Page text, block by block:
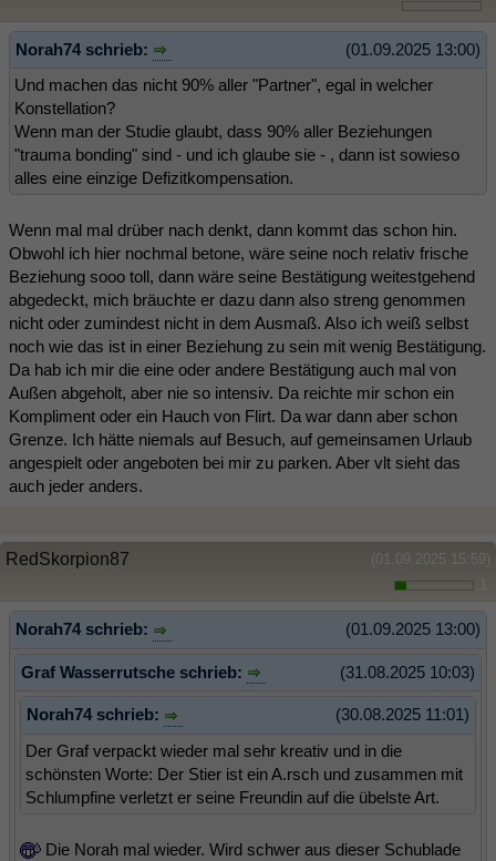
(01.09.2025 13:00)
Norah74 schrieb:
Und machen das nicht 90% aller "Partner", egal in welcher
Konstellation?
Wenn man der Studie glaubt, dass 90% aller Beziehungen
"trauma bonding" sind - und ich glaube sie - , dann ist sowieso
alles eine einzige Defizitkompensation.
Wenn mal mal drüber nach denkt, dann kommt das schon hin.
Obwohl ich hier nochmal betone, wäre seine noch relativ frische
Beziehung sooo toll, dann wäre seine Bestätigung weitestgehend
abgedeckt, mich bräuchte er dazu dann also streng genommen
nicht oder zumindest nicht in dem Ausmaß. Also ich weiß selbst
noch wie das ist in einer Beziehung zu sein mit wenig Bestätigung.
Da hab ich mir die eine oder andere Bestätigung auch mal von
Außen abgeholt, aber nie so intensiv. Da reichte mir schon ein
Kompliment oder ein Hauch von Flirt. Da war dann aber schon
Grenze. Ich hätte niemals auf Besuch, auf gemeinsamen Urlaub
angespielt oder angeboten bei mir zu parken. Aber vlt sieht das
auch jeder anders.
(01.09.2025 15:59)
RedSkorpion87
(01.09.2025 13:00)
Norah74 schrieb:
(31.08.2025 10:03)
Graf Wasserrutsche schrieb:
(30.08.2025 11:01)
Norah74 schrieb:
Der Graf verpackt wieder mal sehr kreativ und in die
schönsten Worte: Der Stier ist ein A.rsch und zusammen mit
Schlumpfine verletzt er seine Freundin auf die übelste Art.
Die Norah mal wieder. Wird schwer aus dieser Schublade